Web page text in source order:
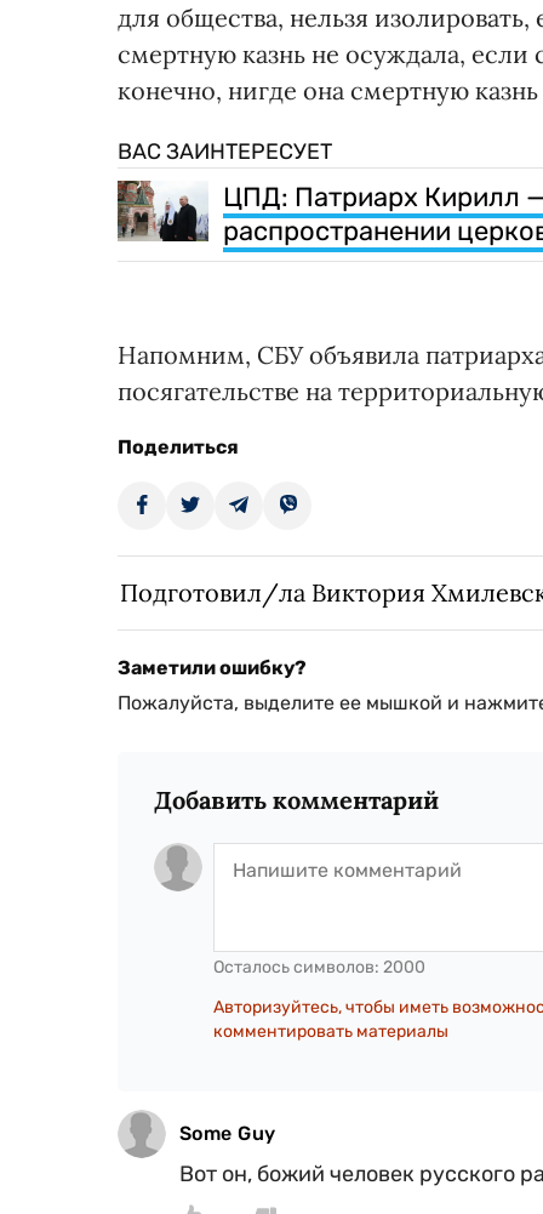
для общества, нельзя
смертную казнь не осуждала, если
конечно, нигде она смертную
ВАС ЗАИНТЕРЕСУЕТ
ЦПД: Патриарх Кирилл
распространении
Напомним, СБУ объявила
посягательстве на
Поделиться
Подготовил/ла Виктория
Заметили ошибку?
Пожалуйста, выделите ее мышкой и
Добавить комментарий
Осталось символов: 2000
Авторизуйтесь, чтобы иметь
комментировать материалы
Some Guy
Вот он, божий человек русского